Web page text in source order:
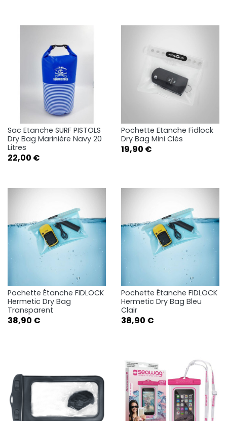
Sac Etanche SURF PISTOLS
Dry Bag Marinière Navy 20
Litres
Prix
22,00 €
Pochette Etanche Fidlock
Dry Bag Mini Clés
Prix
19,90 €
Pochette Étanche FIDLOCK
Hermetic Dry Bag
Transparent
Prix
38,90 €
Pochette Étanche FIDLOCK
Hermetic Dry Bag Bleu
Clair
Prix
38,90 €